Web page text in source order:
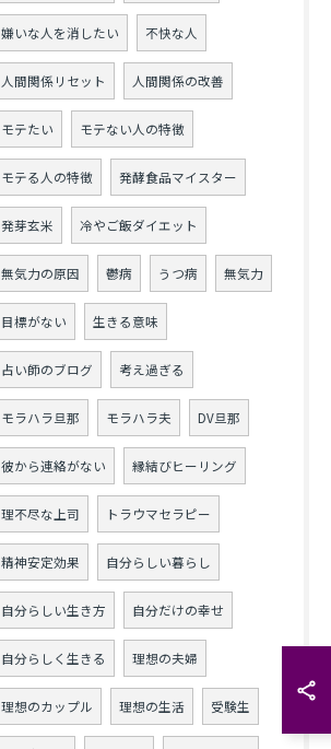
嫌いな人を消したい 不快な人
人間関係リセット 人間関係の改善
モテたい モテない人の特徴
モテる人の特徴 発酵食品マイスター
発芽玄米 冷やご飯ダイエット
無気力の原因 鬱病 うつ病 無気力
目標がない 生きる意味
占い師のブログ 考え過ぎる
モラハラ旦那 モラハラ夫 DV旦那
彼から連絡がない 縁結びヒーリング
理不尽な上司 トラウマセラピー
精神安定効果 自分らしい暮らし
自分らしい生き方 自分だけの幸せ
自分らしく生きる 理想の夫婦
理想のカップル 理想の生活 受験生